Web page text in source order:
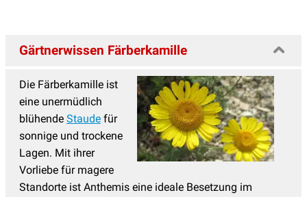
Katzenminze(14)
Katzenpfötchen(2)
Kaukasus Vergissmeinnicht(8)
Knöterich(15)
Kokardenblume - Gaillardia(4)
Gärtnerwissen Färberkamille
Die Färberkamille ist
eine unermüdlich
blühende Staude für
sonnige und trockene
Lagen. Mit ihrer
Vorliebe für magere
Standorte ist Anthemis eine ideale Besetzung im